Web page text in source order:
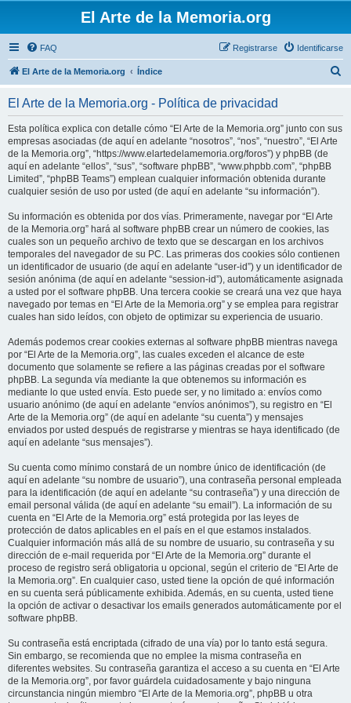
El Arte de la Memoria.org
FAQ Identificarse
Registrarse
El Arte de la Memoria.org Índice
El Arte de la Memoria.org - Política de privacidad
Esta política explica con detalle cómo “El Arte de la Memoria.org” junto con sus
empresas asociadas (de aquí en adelante “nosotros”, “nos”, “nuestro”, “El Arte
de la Memoria.org”, “https://www.elartedelamemoria.org/foros”) y phpBB (de
aquí en adelante “ellos”, “sus”, “software phpBB”, “www.phpbb.com”, “phpBB
Limited”, “phpBB Teams”) emplean cualquier información obtenida durante
cualquier sesión de uso por usted (de aquí en adelante “su información”).
Su información es obtenida por dos vías. Primeramente, navegar por “El Arte
de la Memoria.org” hará al software phpBB crear un número de cookies, las
cuales son un pequeño archivo de texto que se descargan en los archivos
temporales del navegador de su PC. Las primeras dos cookies sólo contienen
un identificador de usuario (de aquí en adelante “user-id”) y un identificador de
sesión anónima (de aquí en adelante “session-id”), automáticamente asignada
a usted por el software phpBB. Una tercera cookie se creará una vez que haya
navegado por temas en “El Arte de la Memoria.org” y se emplea para registrar
cuales han sido leídos, con objeto de optimizar su experiencia de usuario.
Además podemos crear cookies externas al software phpBB mientras navega
por “El Arte de la Memoria.org”, las cuales exceden el alcance de este
documento que solamente se refiere a las páginas creadas por el software
phpBB. La segunda vía mediante la que obtenemos su información es
mediante lo que usted envía. Esto puede ser, y no limitado a: envíos como
usuario anónimo (de aquí en adelante “envíos anónimos”), su registro en “El
Arte de la Memoria.org” (de aquí en adelante “su cuenta”) y mensajes
enviados por usted después de registrarse y mientras se haya identificado (de
aquí en adelante “sus mensajes”).
Su cuenta como mínimo constará de un nombre único de identificación (de
aquí en adelante “su nombre de usuario”), una contraseña personal empleada
para la identificación (de aquí en adelante “su contraseña”) y una dirección de
email personal válida (de aquí en adelante “su email”). La información de su
cuenta en “El Arte de la Memoria.org” está protegida por las leyes de
protección de datos aplicables en el país en el que estamos instalados.
Cualquier información más allá de su nombre de usuario, su contraseña y su
dirección de e-mail requerida por “El Arte de la Memoria.org” durante el
proceso de registro será obligatoria u opcional, según el criterio de “El Arte de
la Memoria.org”. En cualquier caso, usted tiene la opción de qué información
en su cuenta será públicamente exhibida. Además, en su cuenta, usted tiene
la opción de activar o desactivar los emails generados automáticamente por el
software phpBB.
Su contraseña está encriptada (cifrado de una vía) por lo tanto está segura.
Sin embargo, se recomienda que no emplee la misma contraseña en
diferentes websites. Su contraseña garantiza el acceso a su cuenta en “El Arte
de la Memoria.org”, por favor guárdela cuidadosamente y bajo ninguna
circunstancia ningún miembro “El Arte de la Memoria.org”, phpBB u otra